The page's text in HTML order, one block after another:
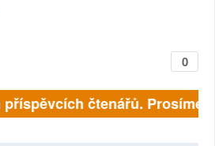
0
čtenářů. Prosíme,